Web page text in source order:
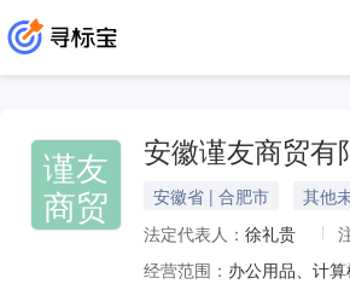
谨友
商贸
安徽谨友商贸有
安徽省 | 合肥市 其他
法定代表人： 徐礼贵
经营范围：